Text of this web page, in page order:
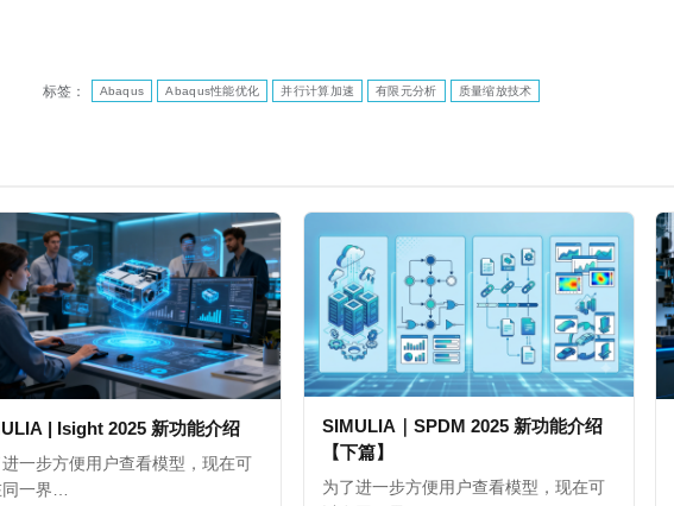
标签： Abaqus Abaqus性能优化 并行计算加速 有限元分析 质量缩放技术
| Isight 2025 新功能介绍
一步方便用户查看模型，现在可
一界…
SIMULIA｜SPDM 2025 新功能介绍
【下篇】
为了进一步方便用户查看模型，现在可